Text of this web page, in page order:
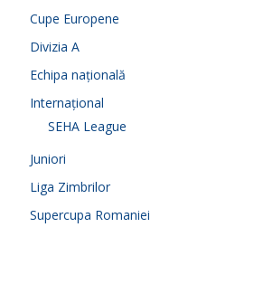
Cupe Europene
Divizia A
Echipa națională
Internațional
SEHA League
Juniori
Liga Zimbrilor
Supercupa Romaniei